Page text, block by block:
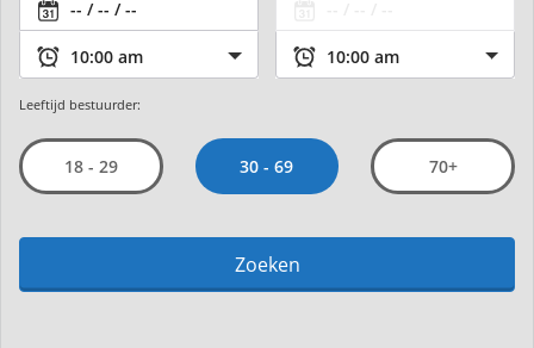
Leeftijd bestuurder:
18 - 29 30 - 69 70+
Zoeken